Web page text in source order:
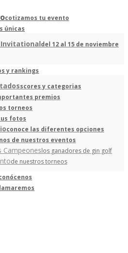
cotizamos tu evento
únicas
Invitationaldel 12 al 15 de noviembre
y rankings
scores y categorias
premios
torneos
fotos
conoce las diferentes opciones
de nuestros eventos
Campeoneslos ganadores de gin golf
de nuestros torneos